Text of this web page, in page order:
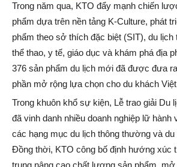
Trong năm qua, KTO đẩy mạnh chiến
phẩm dựa trên nền tảng K-Culture, phát
phẩm theo sở thích đặc biệt (SIT), du
thể thao, y tế, giáo dục và khám phá địa
376 sản phẩm du lịch mới đã được đưa
phần mở rộng lựa chọn cho du khách
Trong khuôn khổ sự kiện, Lễ trao giải Du
đã vinh danh nhiều doanh nghiệp lữ hành
các hạng mục du lịch thông thường và
Đồng thời, KTO công bố định hướng xúc
trung nâng cao chất lượng sản phẩm,